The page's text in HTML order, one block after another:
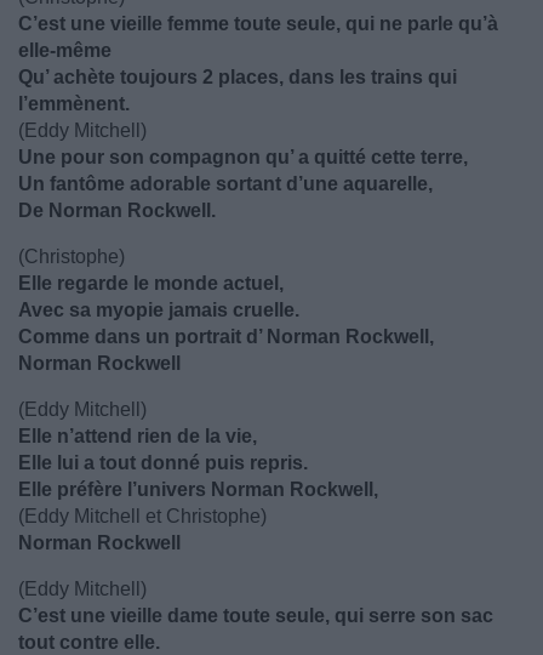
C’est une vieille femme toute seule, qui ne parle qu’à
elle-même
Qu’ achète toujours 2 places, dans les trains qui
l’emmènent.
(Eddy Mitchell)
Une pour son compagnon qu’ a quitté cette terre,
Un fantôme adorable sortant d’une aquarelle,
De Norman Rockwell.
(Christophe)
Elle regarde le monde actuel,
Avec sa myopie jamais cruelle.
Comme dans un portrait d’ Norman Rockwell,
Norman Rockwell
(Eddy Mitchell)
Elle n’attend rien de la vie,
Elle lui a tout donné puis repris.
Elle préfère l’univers Norman Rockwell,
(Eddy Mitchell et Christophe)
Norman Rockwell
(Eddy Mitchell)
C’est une vieille dame toute seule, qui serre son sac
tout contre elle.